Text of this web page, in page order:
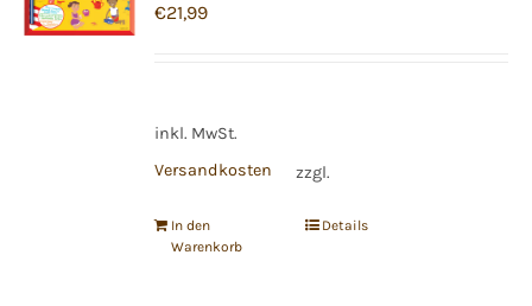
€21,99
inkl. MwSt.
zzgl.
Versandkosten
In den
Warenkorb
Details